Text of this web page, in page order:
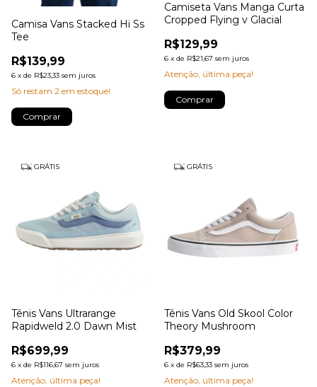
Camisa Vans Stacked Hi Ss
Tee
R$139,99
6 x de R$23,33 sem juros
Só restam 2 em estoque!
Comprar
Camiseta Vans Manga Curta
Cropped Flying v Glacial
R$129,99
6 x de R$21,67 sem juros
Atenção, última peça!
Comprar
GRÁTIS
Tênis Vans Ultrarange
Rapidweld 2.0 Dawn Mist
R$699,99
6 x de R$116,67 sem juros
Atenção, última peça!
GRÁTIS
Tênis Vans Old Skool Color
Theory Mushroom
R$379,99
6 x de R$63,33 sem juros
Atenção, última peça!